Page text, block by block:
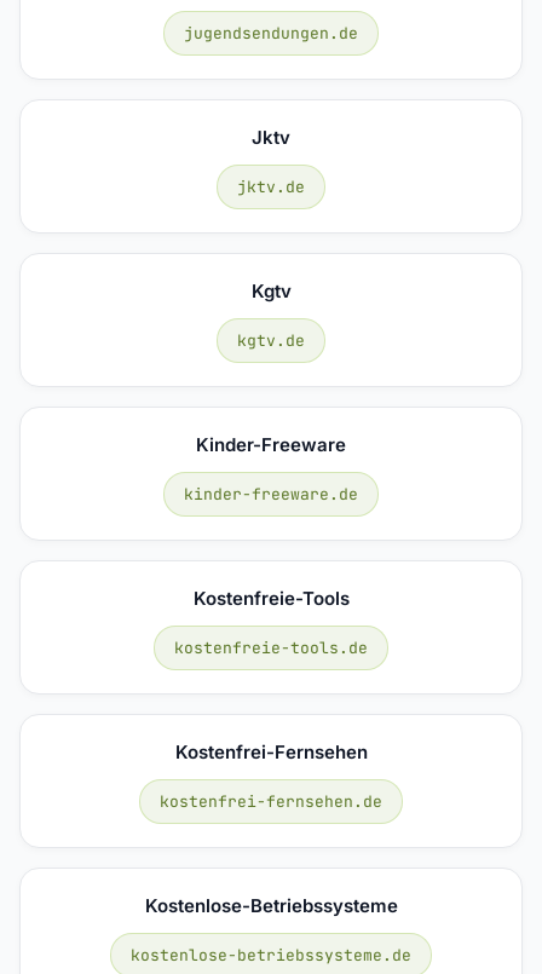
jugendsendungen.de
Jktv
jktv.de
Kgtv
kgtv.de
Kinder-Freeware
kinder-freeware.de
Kostenfreie-Tools
kostenfreie-tools.de
Kostenfrei-Fernsehen
kostenfrei-fernsehen.de
Kostenlose-Betriebssysteme
kostenlose-betriebssysteme.de